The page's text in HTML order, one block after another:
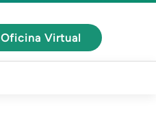
Oficina Virtual